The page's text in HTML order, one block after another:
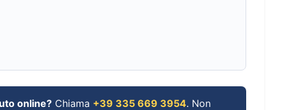
online? Chiama +39 335 669 3954. Non